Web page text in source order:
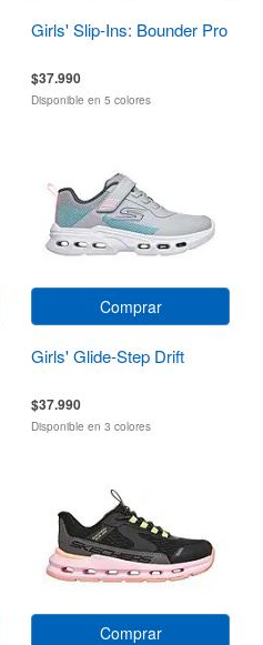
Girls' Slip-Ins: Bounder Pro
$37.990
Disponible en 5 colores
Comprar
Girls' Glide-Step Drift
$37.990
Disponible en 3 colores
Comprar